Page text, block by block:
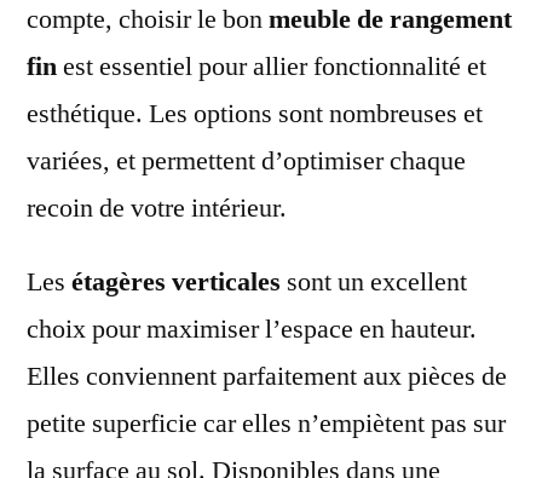
compte, choisir le bonmeuble de rangement
finest essentiel pour allier fonctionnalité et
esthétique. Les options sont nombreuses et
variées, et permettent d’optimiser chaque
recoin de votre intérieur.
Les étagères verticales sont un excellent
choix pour maximiser l’espace en hauteur.
Elles conviennent parfaitement aux pièces de
petite superficie car elles n’empiètent pas sur
la surface au sol. Disponibles dans une